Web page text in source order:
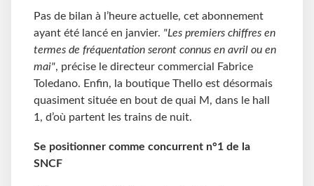
Pas de bilan à l’heure actuelle, cet abonnement
ayant été lancé en janvier. "Les premiers chiffres en
termes de fréquentation seront connus en avril ou en
mai", précise le directeur commercial Fabrice
Toledano. Enfin, la boutique Thello est désormais
quasiment située en bout de quai M, dans le hall
1, d’où partent les trains de nuit.
Se positionner comme concurrent n°1 de la
SNCF